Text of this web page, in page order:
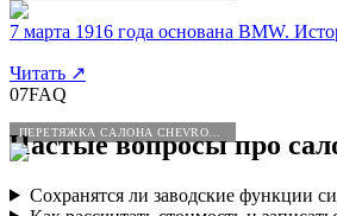
7 марта 1916 года основана BMW.
Читать ↗
07FAQ
Частые вопросы про
Сохранятся ли заводские функции